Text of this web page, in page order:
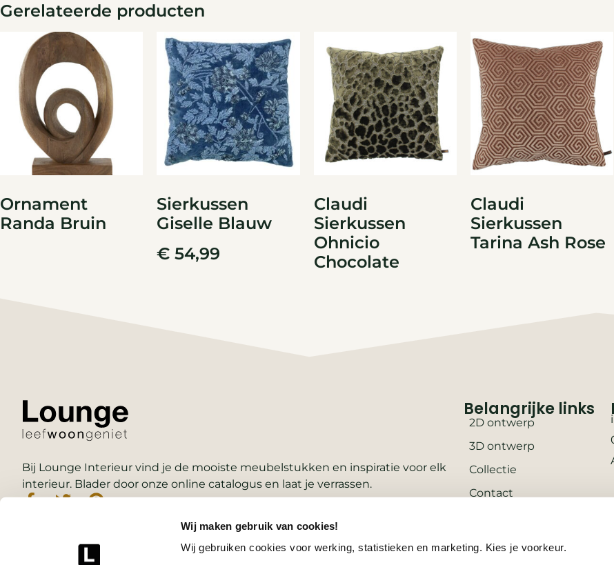
Wij maken gebruik van cookies!
Wij gebruiken cookies voor werking, statistieken en marketing. Kies je voorkeur.
Gerelateerde producten
Ornament
Randa Bruin
Sierkussen
Giselle Blauw
€ 54,99
Claudi
Sierkussen
Ohnicio
Chocolate
Claudi
Sierkussen
Tarina Ash Rose
Bij Lounge Interieur vind je de mooiste meubelstukken en inspiratie voor elk
interieur. Blader door onze online catalogus en laat je verrassen.
Belangrijke links
2D ontwerp
3D ontwerp
Collectie
Contact